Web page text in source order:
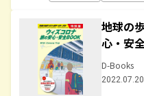
地球の
心・安
D-Books